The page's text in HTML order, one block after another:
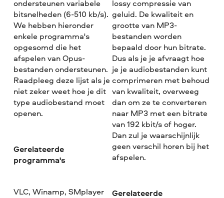
ondersteunen variabele
bitsnelheden (6-510 kb/s).
We hebben hieronder
enkele programma's
opgesomd die het
afspelen van Opus-
bestanden ondersteunen.
Raadpleeg deze lijst als je
niet zeker weet hoe je dit
type audiobestand moet
openen.
Gerelateerde
programma's
VLC, Winamp, SMplayer
lossy compressie van
geluid. De kwaliteit en
grootte van MP3-
bestanden worden
bepaald door hun bitrate.
Dus als je je afvraagt hoe
je je audiobestanden kunt
comprimeren met behoud
van kwaliteit, overweeg
dan om ze te converteren
naar MP3 met een bitrate
van 192 kbit/s of hoger.
Dan zul je waarschijnlijk
geen verschil horen bij het
afspelen.
Gerelateerde